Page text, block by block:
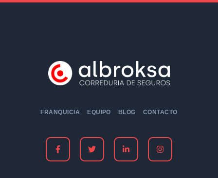
FRANQUICIA EQUIPO BLOG CONTACTO